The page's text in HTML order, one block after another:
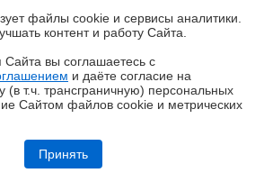
охлаждения DeepCool LT360 Vision
бывших или нынешних
AAC(или MPEG-4), которому
за тем, что его детище
для избранных имеющих
сделать его общедоступным.
из стен любой из
файлы cookie и сервисы аналитики.
контент и работу Cайта.
вы соглашаетесь с
и даёте согласие на
(в т.ч. трансграничную) персональных
Cайтом файлов cookie и метрических
Принять